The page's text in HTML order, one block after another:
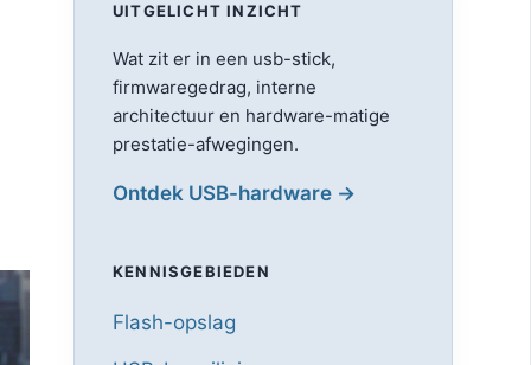
UITGELICHT INZICHT
Wat zit er in een usb-stick,
firmwaregedrag, interne
architectuur en hardware-matige
prestatie-afwegingen.
Ontdek USB-hardware →
KENNISGEBIEDEN
Flash-opslag